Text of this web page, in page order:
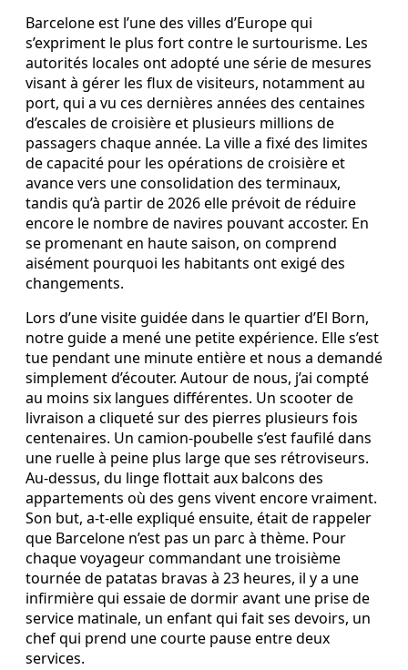
Barcelone est l’une des villes d’Europe qui
s’expriment le plus fort contre le surtourisme. Les
autorités locales ont adopté une série de mesures
visant à gérer les flux de visiteurs, notamment au
port, qui a vu ces dernières années des centaines
d’escales de croisière et plusieurs millions de
passagers chaque année. La ville a fixé des limites
de capacité pour les opérations de croisière et
avance vers une consolidation des terminaux,
tandis qu’à partir de 2026 elle prévoit de réduire
encore le nombre de navires pouvant accoster. En
se promenant en haute saison, on comprend
aisément pourquoi les habitants ont exigé des
changements.
Lors d’une visite guidée dans le quartier d’El Born,
notre guide a mené une petite expérience. Elle s’est
tue pendant une minute entière et nous a demandé
simplement d’écouter. Autour de nous, j’ai compté
au moins six langues différentes. Un scooter de
livraison a cliqueté sur des pierres plusieurs fois
centenaires. Un camion-poubelle s’est faufilé dans
une ruelle à peine plus large que ses rétroviseurs.
Au-dessus, du linge flottait aux balcons des
appartements où des gens vivent encore vraiment.
Son but, a-t-elle expliqué ensuite, était de rappeler
que Barcelone n’est pas un parc à thème. Pour
chaque voyageur commandant une troisième
tournée de patatas bravas à 23 heures, il y a une
infirmière qui essaie de dormir avant une prise de
service matinale, un enfant qui fait ses devoirs, un
chef qui prend une courte pause entre deux
services.